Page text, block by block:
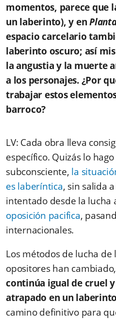
momentos, parece que
un laberinto), y en
espacio carcelario
laberinto oscuro; así
la angustia y la muerte
a los personajes. ¿Por
trabajar estos
LV: Cada obra lleva
específico. Quizás lo
subconsciente, la
es laberíntica, sin salida
intentado desde la lucha
oposición pacifica,
internacionales.
Los métodos de lucha de
opositores han
continúa igual de cruel
atrapado en un laberinto
camino definitivo para